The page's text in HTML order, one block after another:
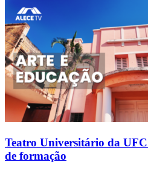
Teatro Universitário da
de formação